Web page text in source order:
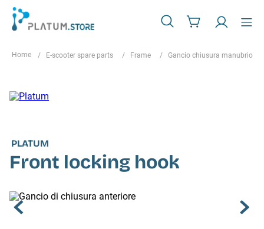
E-scooter spare parts Frame Gancio chiusura manubrio
PLATUM
Front locking hook